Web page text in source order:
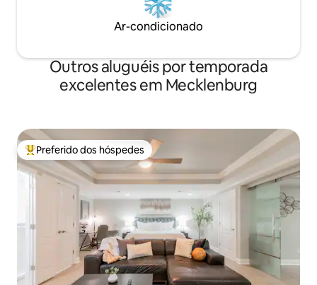
Ar-condicionado
Outros aluguéis por temporada
excelentes em Mecklenburg
Entre os melhores preferidos dos hóspedes
Preferido dos hóspedes